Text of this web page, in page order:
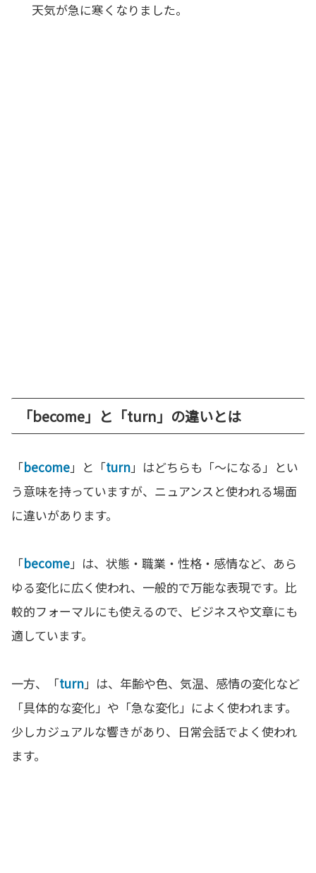
天気が急に寒くなりました。
「become」と「turn」の違いとは
「become」と「turn」はどちらも「〜になる」とい
う意味を持っていますが、ニュアンスと使われる場面
に違いがあります。
「become」は、状態・職業・性格・感情など、あら
ゆる変化に広く使われ、一般的で万能な表現です。比
較的フォーマルにも使えるので、ビジネスや文章にも
適しています。
一方、「turn」は、年齢や色、気温、感情の変化など
「具体的な変化」や「急な変化」によく使われます。
少しカジュアルな響きがあり、日常会話でよく使われ
ます。